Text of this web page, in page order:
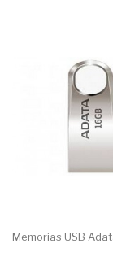
Memorias USB